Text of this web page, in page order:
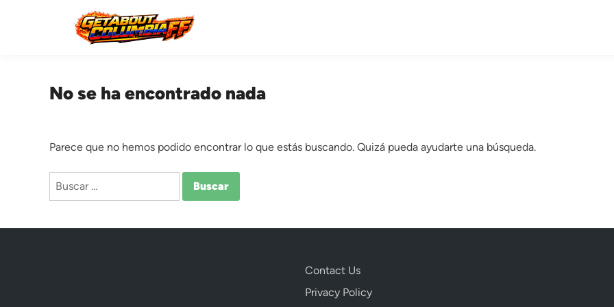
No se ha encontrado nada
Parece que no hemos podido encontrar lo que estás buscando. Quizá pueda ayudarte una búsqueda.
Buscar:
Contact Us
Privacy Policy